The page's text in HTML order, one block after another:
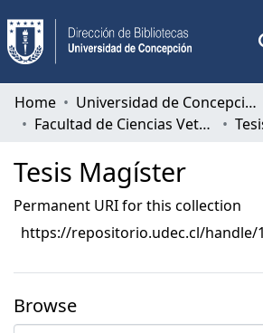
Communities & Collections
Statistics
Home
Universidad de Concepción
Facultad de Ciencias Veterinarias
Tesis Magíster
Permanent URI for this collection
https://repositorio.udec.cl/handle/
Browse